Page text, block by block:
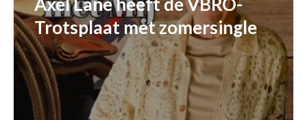
Trotsplaat met zomersingle